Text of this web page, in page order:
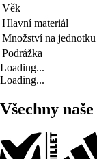
Věk
Hlavní materiál
Množství na jednotku
Podrážka
Loading...
Loading...
Všechny